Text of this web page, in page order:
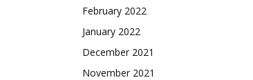
February 2022
January 2022
December 2021
November 2021